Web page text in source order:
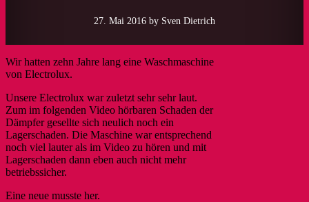
27. Mai 2016 by Sven Dietrich
Wir hatten zehn Jahre lang eine Waschmaschine
von Electrolux.
Unsere Electrolux war zuletzt sehr sehr laut.
Zum im folgenden Video hörbaren Schaden der
Dämpfer gesellte sich neulich noch ein
Lagerschaden. Die Maschine war entsprechend
noch viel lauter als im Video zu hören und mit
Lagerschaden dann eben auch nicht mehr
betriebssicher.
Eine neue musste her.